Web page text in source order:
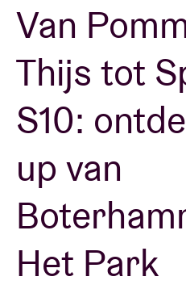
BRDCST
ABtv
Concertcheque
Over AB
Contact
Van
Thijs tot
S10:
up van
Het Park